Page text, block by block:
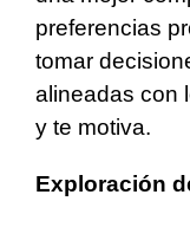
preferencias
tomar
alineadas con
y te motiva.
Exploración